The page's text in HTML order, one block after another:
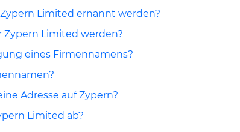
Limited ernannt werden?
Zypern Limited werden?
eines Firmennamens?
Adresse auf Zypern?
Limited ab?